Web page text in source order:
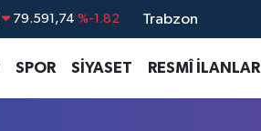
79.591,74 %-1.82 Trabzon
SPOR SİYASET RESMÎ İLANLAR